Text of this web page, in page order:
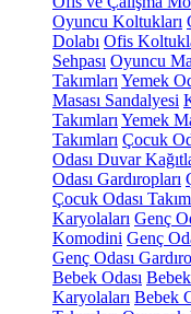
Oyuncu Koltukları
Dolabı Ofis
Sehpası Oyuncu
Takımları Yemek
Masası Sandalyesi
Takımları Yemek
Takımları Çocuk
Odası Duvar
Odası Gardıropları
Çocuk Odası
Karyolaları Genç
Komodini Genç
Genç Odası
Bebek Odası
Karyolaları Bebek